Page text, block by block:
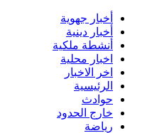
Skip
content
أخبار جهوية
أخبار دينية
أنشطة ملكية
اخبار محلية
اخر الاخبار
الرئيسية
حوادث
خارج الحدود
رياضة